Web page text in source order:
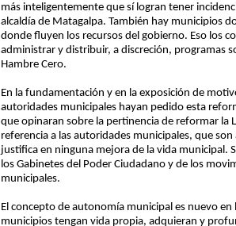
más inteligentemente que sí logran tener
alcaldía de Matagalpa. También hay municipios
donde fluyen los recursos del gobierno. Eso los
administrar y distribuir, a discreción, programas
Hambre Cero.
En la fundamentación y en la exposición de
autoridades municipales hayan pedido esta
que opinaran sobre la pertinencia de reformar la
referencia a las autoridades municipales, que
justifica en ninguna mejora de la vida municipal.
los Gabinetes del Poder Ciudadano y de los
municipales.
El concepto de autonomía municipal es nuevo
municipios tengan vida propia, adquieran y